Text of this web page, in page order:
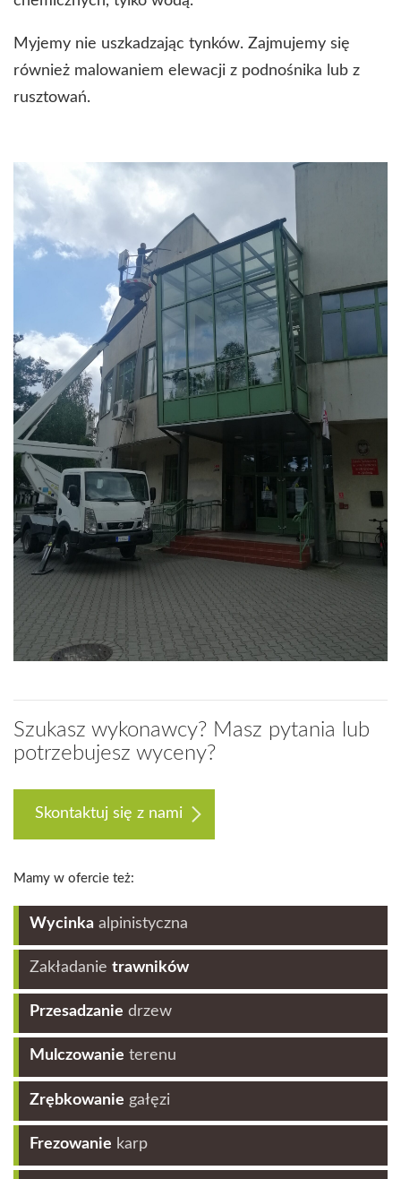
Myjemy nie uszkadzając tynków. Zajmujemy się
również malowaniem elewacji z podnośnika lub z
rusztowań.
Szukasz wykonawcy? Masz pytania lub
potrzebujesz wyceny?
Skontaktuj się z nami
Mamy w ofercie też:
Wycinka alpinistyczna
Zakładanie trawników
Przesadzanie drzew
Mulczowanie terenu
Zrębkowanie gałęzi
Frezowanie karp